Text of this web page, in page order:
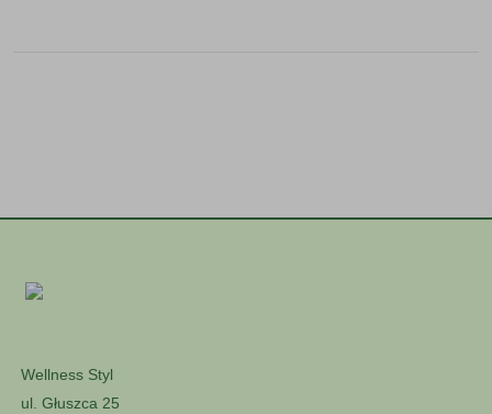
Wellness Styl
ul. Głuszca 25